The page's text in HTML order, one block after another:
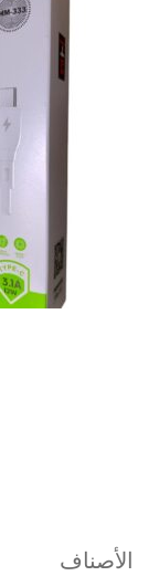
الأصناف